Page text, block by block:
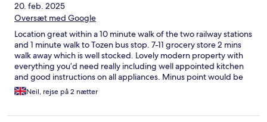
20. feb. 2025
Oversæt med Google
Location great within a 10 minute walk of the two railway stations
and 1 minute walk to Tozen bus stop. 7-11 grocery store 2 mins
walk away which is well stocked. Lovely modern property with
everything you’d need really including well appointed kitchen
and good instructions on all appliances. Minus point would be
the road noise at times but it’s a local road not a highway.
Neil, rejse på 2 nætter